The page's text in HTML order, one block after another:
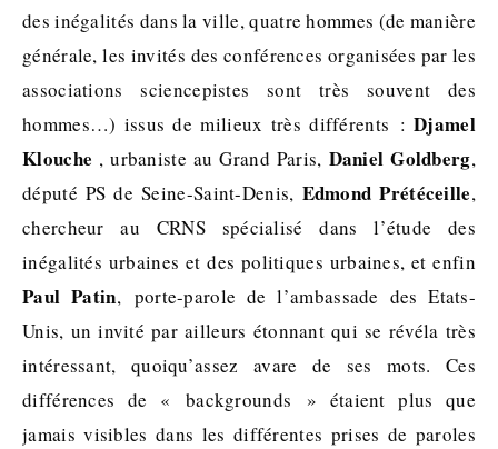
des inégalités dans la ville, quatre hommes (de manière
générale, les invités des conférences organisées par les
associations sciencepistes sont très souvent des
hommes…) issus de milieux très différents :Djamel
Klouche , urbaniste au Grand Paris, Daniel Goldberg,
député PS de Seine-Saint-Denis, Edmond Prétéceille,
chercheur au CRNS spécialisé dans l’étude des
inégalités urbaines et des politiques urbaines, et enfin
Paul Patin, porte-parole de l’ambassade des Etats-
Unis, un invité par ailleurs étonnant qui se révéla très
intéressant, quoiqu’assez avare de ses mots. Ces
différences de « backgrounds » étaient plus que
jamais visibles dans les différentes prises de paroles